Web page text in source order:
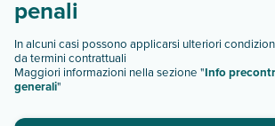
penali
In alcuni casi possono applicarsi ulteriori
da termini contrattuali
Maggiori informazioni nella sezione "Info
generali"